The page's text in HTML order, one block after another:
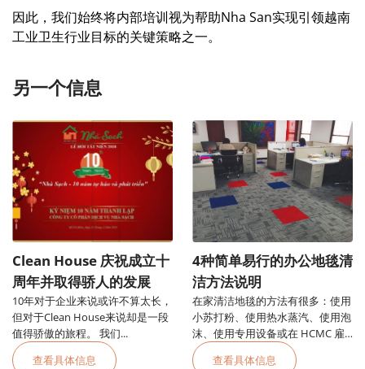
因此，我们始终将内部培训视为帮助Nha San实现引领越南
工业卫生行业目标的关键策略之一。
另一个信息
10年对于企业来说或许不算太长，
但对于Clean House来说却是一段
值得骄傲的旅程。 我们...
Clean House 庆祝成立十
周年并取得骄人的发展
查看具体信息
在家清洁地毯的方法有很多：使用
小苏打粉、使用热水蒸汽、使用泡
沫、使用专用设备或在 HCMC 雇
用办公室地毯清洁服务
4种简单易行的办公地毯清
洁方法说明
查看具体信息